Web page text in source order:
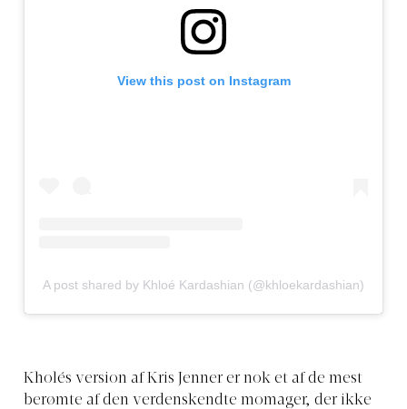
View this post on Instagram
A post shared by Khloé Kardashian (@khloekardashian)
Kholés version af Kris Jenner er nok et af de mest
berømte af den verdenskendte momager, der ikke